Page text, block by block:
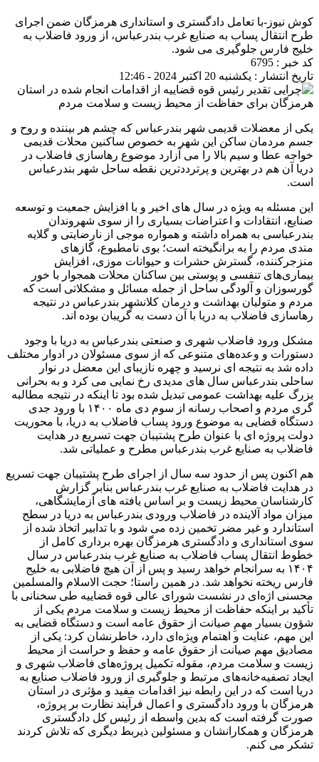
کوش نیوز-با تعامل دادگستری و استانداری هرمزگان ضمن اجرای
طرح انتقال پساب به صنایع غرب بندرعباس، از ورود فاضلاب به
خلیج فارس جلوگیری می شود.
کد خبر : 6795
تاریخ انتشار : یکشنبه 20 اکتبر 2024 - 12:46
یکی از معضلات قدیمی شهر بندرعباس که چشم هر بیننده و روح و
جسم مردمان ساکن این شهر به خصوص ساکنین محلات قدیمی
خواجه عطا و سیم بالا را می آزارد موضوع رهاسازی فاضلاب در
دریا آن هم در بهترین و پرترددترین نقطه ساحل شهر بندرعباس
است.
این مسئله به ویژه در سال های اخیر و با افزایش جمعیت و توسعه
صنایع، انتقادات و اعتراضات بسیاری را از سوی شهروندان
بندرعباسی به همراه داشته و همواره موجی از نارضایتی و گلایه
مندی مردم را به برانگیخته است؛ بوی نامطبوع، گازهای
منزجرکننده، گسترش حشرات و حیوانات موزی، افزایش
بیماری‌های تنفسی و پوستی بین ساکنان محلات همجوار با خور
گورسوزان و آلودگی ساحل از جمله مسائل و مشکلاتی است که
مردم و متولیان بهداشت و درمان کلانشهر بندرعباس در نتیجه
رهاسازی فاضلاب به دریا با آن دست به گریبان بوده اند.
مشکل ورود فاضلاب شهری و صنعتی بندرعباس به دریا با وجود
دستورات و وعده‌های متنوعی که از سوی مسئولان در ادوار مختلف
داده شد به نتیجه ای نرسید و چهره نازیبای این معضل در نوار
ساحلی بندرعباس سال های مدیدی رخ نمایی می کرد و به بحرانی
بزرگ علیه بهداشت عمومی تبدیل شده بود تا اینکه در نتیجه مطالبه
گری مردم و اصحاب رسانه از سوم دی ماه ۱۴۰۰ با ورود جدی
دستگاه قضایی به موضوع ورود پساب فاضلاب به دریا، با محوریت
دولت پروژه ای با عنوان طرح پشتیبان جهت تسریع در هدایت
فاضلاب به صنایع غرب بندرعباس مطرح و عملیاتی شد.
هم اکنون پس از حدود سه سال از اجرای طرح پشتیبان جهت تسریع
در هدایت فاضلاب به صنایع غرب بندرعباس بنابر گزارش
کارشناسان محیط زیست و بر اساس یافته های آزمایشگاهی،
میزان مواد آلاینده در فاضلاب ورودی بندرعباس به دریا در سطح
استاندارد و غیر مضر تخمین زده می شود و با تدابیر اتخاذ شده از
سوی استانداری و دادگستری هرمزگان بهره برداری کامل از
خطوط انتقال پساب فاضلاب به صنایع غرب بندرعباس در سال
۱۴۰۴ به سرانجام خواهد رسید و پس از آن هیچ فاضلابی به خلیج
فارس ریخته نخواهد شد. در همین راستا؛ حجت الاسلام والمسلمین
محسنی اژه‌ای در نشست شورای عالی قوه قضاییه طی سخنانی با
تأکید بر اینکه حفاظت از محیط زیست و سلامت مردم یکی از
شؤون بسیار مهمِ صیانت از حقوق عامه است و دستگاه قضایی به
این مهم، عنایت و اهتمام ویژه‌ای دارد، خاطرنشان کرد: یکی از
مصادیق مهم صیانت از حقوق عامه و حفظ و حراست از محیط
زیست و سلامت مردم، مقوله‌ تکمیل پروژه‌های فاضلاب شهری و
ایجاد تصفیه‌خانه‌های مرتبط و جلوگیری از ورود فاضلاب صنایع به
دریا است که در این رابطه نیز اقدامات مفید و مؤثری در استان
هرمزگان با ورود دادگستری و اعمال فرآیند نظارت بر پروژه،
صورت گرفته است که بدین واسطه از رئیس کل دادگستری
هرمزگان و همکارانشان و مسئولین ذیربط دیگری که تلاش کردند
تشکر می کنم.